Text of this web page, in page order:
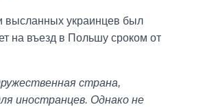
высланных украинцев был
на въезд в Польшу сроком от
страна,
иностранцев. Однако не